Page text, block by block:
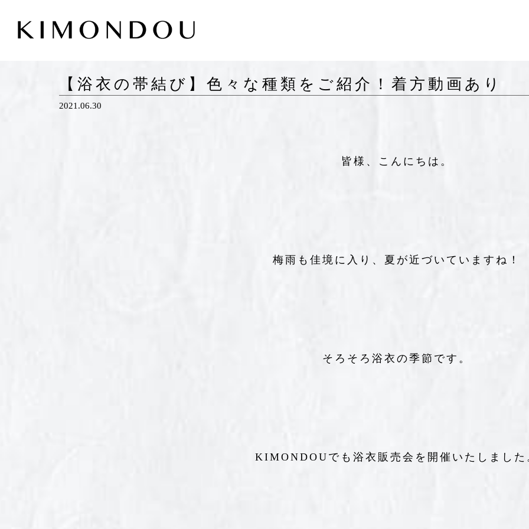
【浴衣の帯結び】色々な種類をご紹介！着方動画あり
2021.06.30
皆様、こんにちは。
梅雨も佳境に入り、夏が近づいていますね！
そろそろ浴衣の季節です。
KIMONDOUでも浴衣販売会を開催いたしました